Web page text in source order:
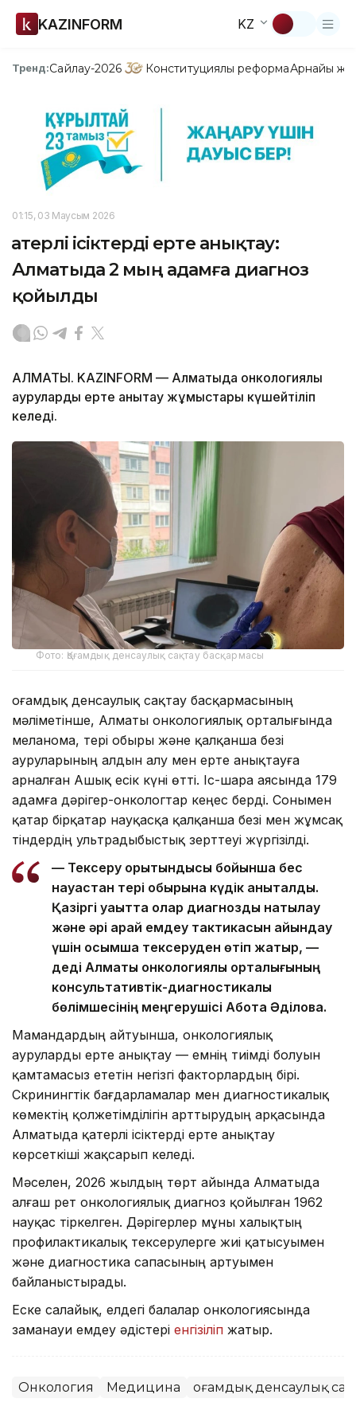
KAZINFORM KZ
Тренд:Сайлау-2026 Конституциялық реформаАрнайы
01:15, 03 Маусым 2026
Қатерлі ісіктерді ерте анықтау:
Алматыда 2 мың адамға диагноз
қойылды
АЛМАТЫ. KAZINFORM — Алматыда онкологиялық
ауруларды ерте анықтау жұмыстары күшейтіліп
келеді.
Фото: Қоғамдық денсаулық сақтау басқармасы
Қоғамдық денсаулық сақтау басқармасының
мәліметінше, Алматы онкологиялық орталығында
меланома, тері обыры және қалқанша безі
ауруларының алдын алу мен ерте анықтауға
арналған Ашық есік күні өтті. Іс-шара аясында 179
адамға дәрігер-онкологтар кеңес берді. Сонымен
қатар бірқатар науқасқа қалқанша безі мен жұмсақ
тіндердің ультрадыбыстық зерттеуі жүргізілді.
— Тексеру қорытындысы бойынша бес
науқастан тері обырына күдік анықталды.
Қазіргі уақытта олар диагнозды нақтылау
және әрі қарай емдеу тактикасын айқындау
үшін қосымша тексеруден өтіп жатыр, —
деді Алматы онкологиялық орталығының
консультативтік-диагностикалық
бөлімшесінің меңгерушісі Ақбота Әділова.
Мамандардың айтуынша, онкологиялық
ауруларды ерте анықтау — емнің тиімді болуын
қамтамасыз ететін негізгі факторлардың бірі.
Скринингтік бағдарламалар мен диагностикалық
көмектің қолжетімділігін арттырудың арқасында
Алматыда қатерлі ісіктерді ерте анықтау
көрсеткіші жақсарып келеді.
Мәселен, 2026 жылдың төрт айында Алматыда
алғаш рет онкологиялық диагноз қойылған 1962
науқас тіркелген. Дәрігерлер мұны халықтың
профилактикалық тексерулерге жиі қатысуымен
және диагностика сапасының артуымен
байланыстырады.
Еске салайық, елдегі балалар онкологиясында
заманауи емдеу әдістері енгізіліп жатыр.
Онкология Медицина Қоғамдық денсаулық